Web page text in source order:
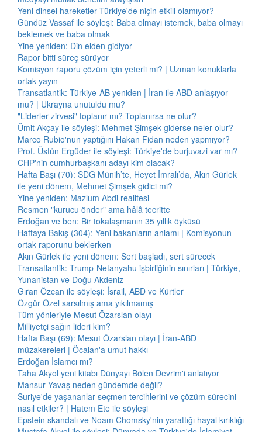
Yeni dinsel hareketler Türkiye'de niçin etkili olamıyor?
Gündüz Vassaf ile söyleşi: Baba olmayı istemek, baba olmayı
beklemek ve baba olmak
Yine yeniden: Din elden gidiyor
Rapor bitti süreç sürüyor
Komisyon raporu çözüm için yeterli mi? | Uzman konuklarla
ortak yayın
Transatlantik: Türkiye-AB yeniden | İran ile ABD anlaşıyor
mu? | Ukrayna unutuldu mu?
"Liderler zirvesi" toplanır mı? Toplanırsa ne olur?
Ümit Akçay ile söyleşi: Mehmet Şimşek giderse neler olur?
Marco Rubio'nun yaptığını Hakan Fidan neden yapmıyor?
Prof. Üstün Ergüder ile söyleşi: Türkiye'de burjuvazi var mı?
CHP'nin cumhurbaşkanı adayı kim olacak?
Hafta Başı (70): SDG Münih’te, Heyet İmralı’da, Akın Gürlek
ile yeni dönem, Mehmet Şimşek gidici mi?
Yine yeniden: Mazlum Abdi realitesi
Resmen "kurucu önder" ama hâlâ tecritte
Erdoğan ve ben: Bir tokalaşmanın 35 yıllık öyküsü
Haftaya Bakış (304): Yeni bakanların anlamı | Komisyonun
ortak raporunu beklerken
Akın Gürlek ile yeni dönem: Sert başladı, sert sürecek
Transatlantik: Trump-Netanyahu işbirliğinin sınırları | Türkiye,
Yunanistan ve Doğu Akdeniz
Gıran Özcan ile söyleşi: İsrail, ABD ve Kürtler
Özgür Özel sarsılmış ama yıkılmamış
Tüm yönleriyle Mesut Özarslan olayı
Milliyetçi sağın lideri kim?
Hafta Başı (69): Mesut Özarslan olayı | İran-ABD
müzakereleri | Öcalan'a umut hakkı
Erdoğan İslamcı mı?
Taha Akyol yeni kitabı Dünyayı Bölen Devrim'i anlatıyor
Mansur Yavaş neden gündemde değil?
Suriye'de yaşananlar seçmen tercihlerini ve çözüm sürecini
nasıl etkiler? | Hatem Ete ile söyleşi
Epstein skandalı ve Noam Chomsky'nin yarattığı hayal kırıklığı